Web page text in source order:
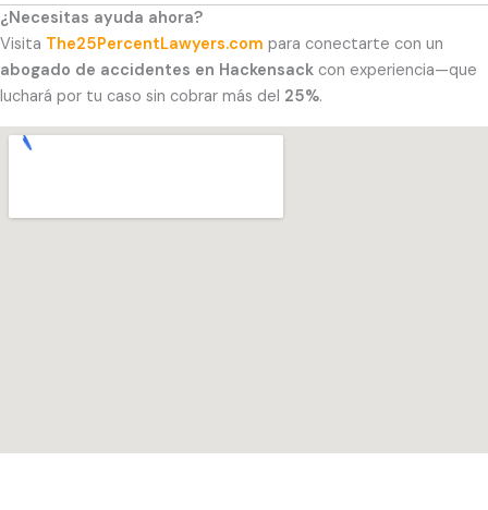
¿Necesitas ayuda ahora?
Visita The25PercentLawyers.com para conectarte con un
abogado de accidentes en Hackensack con experiencia—que
luchará por tu caso sin cobrar más del 25%.